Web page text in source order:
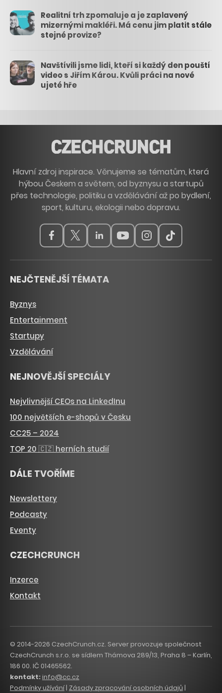
Realitní trh zpomaluje a je zaplavený
mizernými makléři. Má cenu jim platit stále
stejné provize?
Navštívili jsme lidi, kteří si každý den pouští
video s Jiřím Károu. Kvůli práci na nové
ujeté hře
Hlavní zdroj inspirace. Věnujeme se tématům, která
hýbou Českem a světem, od byznysu a startupů
přes technologie, politiku a vzdělávání až po bydlení,
sport, kulturu, ekologii nebo dopravu.
NEJČTENĚJŠÍ TÉMATA
Byznys
Entertainment
Startupy
Vzdělávání
NEJNOVĚJŠÍ SPECIÁLY
Nejvlivnější CEOs na LinkedInu
100 největších e-shopů v Česku
CC25 – 2024
TOP 20 🇨🇿 herních studií
DÁLE TVOŘÍME
Newslettery
Podcasty
Eventy
CZECHCRUNCH
Inzerce
Kontakt
© 2014-2026 CzechCrunch.cz. Server provozuje společnost
CzechCrunch s.r.o. se sídlem Thámova 289/13, Praha 8 – Karlín,
186 00. IČ 01465562.
kontakt:info@cc.cz
Podmínky užívání| Zásady zpracování osobních údajů|